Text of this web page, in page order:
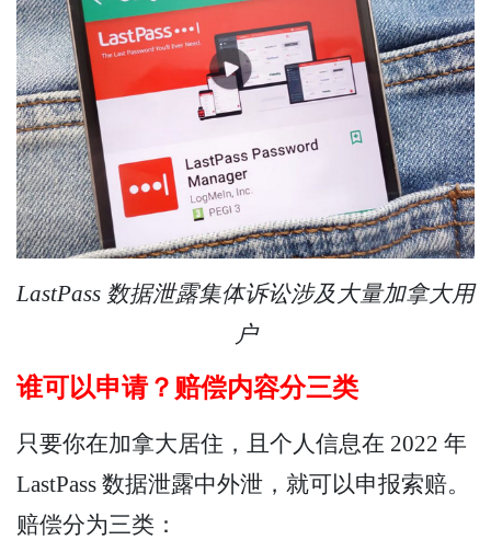
LastPass 数据泄露集体诉讼涉及大量加拿大用
户
谁可以申请？赔偿内容分三类
只要你在加拿大居住，且个人信息在 2022 年
LastPass 数据泄露中外泄，就可以申报索赔。
赔偿分为三类：